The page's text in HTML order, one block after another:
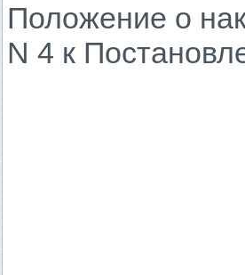
Положение о
N 4 к